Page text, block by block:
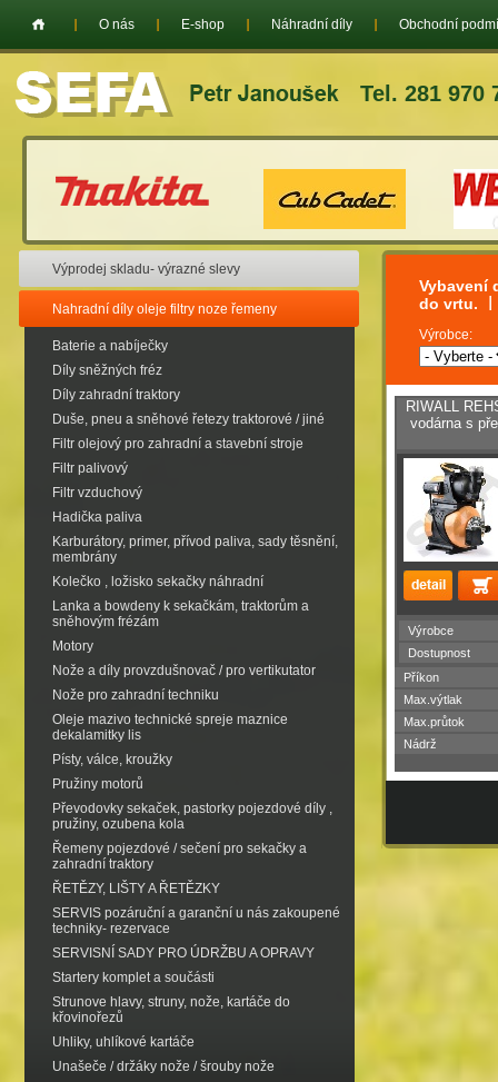
Tel. 281 970
O nás E-shop Náhradní díly Obchodní
Výprodej skladu- výrazné slevy
Nahradní díly oleje filtry noze řemeny
Baterie a nabíječky
Díly sněžných fréz
Díly zahradní traktory
Duše, pneu a sněhové řetezy traktorové / jiné
Filtr olejový pro zahradní a stavební stroje
Filtr palivový
Filtr vzduchový
Hadička paliva
Karburátory, primer, přívod paliva, sady těsnění,
membrány
Kolečko , ložisko sekačky náhradní
Lanka a bowdeny k sekačkám, traktorům a
sněhovým frézám
Motory
Nože a díly provzdušnovač / pro vertikutator
Nože pro zahradní techniku
Oleje mazivo technické spreje maznice
dekalamitky lis
Písty, válce, kroužky
Pružiny motorů
Převodovky sekaček, pastorky pojezdové díly ,
pružiny, ozubena kola
Řemeny pojezdové / sečení pro sekačky a
zahradní traktory
ŘETĚZY, LIŠTY A ŘETĚZKY
SERVIS pozáruční a garanční u nás zakoupené
techniky- rezervace
SERVISNÍ SADY PRO ÚDRŽBU A OPRAVY
Startery komplet a součásti
Strunove hlavy, struny, nože, kartáče do
křovinořezů
Uhliky, uhlíkové kartáče
Unašeče / držáky nože / šrouby nože
Vybavení
do vrtu.
Výrobce:
RIWALL
vodárna s
Výrobce
Dostupnost
Příkon
Max.výtlak
Max.průtok
Nádrž